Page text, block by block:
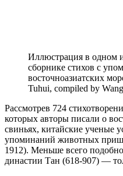
Иллюстрация в одном
сборнике стихов с
восточноазиатских
Tuhui, compiled by
Рассмотрев 724
которых авторы писали о
свиньях, китайские ученые
упоминаний животных
1912). Меньше всего
династии Тан (618-907) —